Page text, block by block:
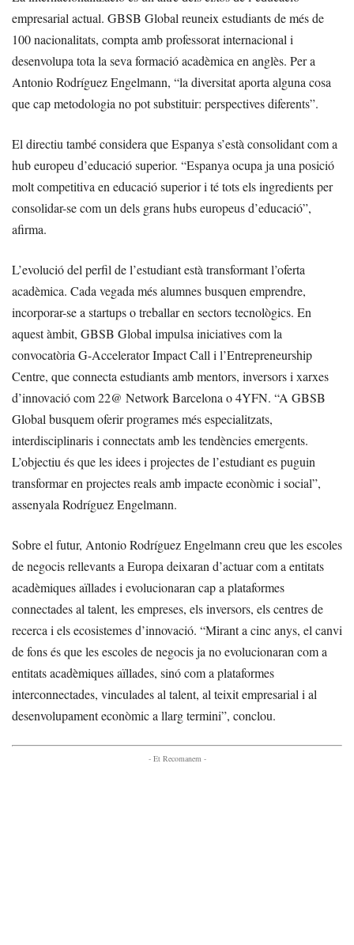
empresarial actual. GBSB Global reuneix estudiants de més de
100 nacionalitats, compta amb professorat internacional i
desenvolupa tota la seva formació acadèmica en anglès. Per a
Antonio Rodríguez Engelmann, “la diversitat aporta alguna cosa
que cap metodologia no pot substituir: perspectives diferents”.
El directiu també considera que Espanya s’està consolidant com a
hub europeu d’educació superior. “Espanya ocupa ja una posició
molt competitiva en educació superior i té tots els ingredients per
consolidar-se com un dels grans hubs europeus d’educació”,
afirma.
L’evolució del perfil de l’estudiant està transformant l’oferta
acadèmica. Cada vegada més alumnes busquen emprendre,
incorporar-se a startups o treballar en sectors tecnològics. En
aquest àmbit, GBSB Global impulsa iniciatives com la
convocatòria G-Accelerator Impact Call i l’Entrepreneurship
Centre, que connecta estudiants amb mentors, inversors i xarxes
d’innovació com 22@ Network Barcelona o 4YFN. “A GBSB
Global busquem oferir programes més especialitzats,
interdisciplinaris i connectats amb les tendències emergents.
L’objectiu és que les idees i projectes de l’estudiant es puguin
transformar en projectes reals amb impacte econòmic i social”,
assenyala Rodríguez Engelmann.
Sobre el futur, Antonio Rodríguez Engelmann creu que les escoles
de negocis rellevants a Europa deixaran d’actuar com a entitats
acadèmiques aïllades i evolucionaran cap a plataformes
connectades al talent, les empreses, els inversors, els centres de
recerca i els ecosistemes d’innovació. “Mirant a cinc anys, el canvi
de fons és que les escoles de negocis ja no evolucionaran com a
entitats acadèmiques aïllades, sinó com a plataformes
interconnectades, vinculades al talent, al teixit empresarial i al
desenvolupament econòmic a llarg termini”, conclou.
- Et Recomanem -